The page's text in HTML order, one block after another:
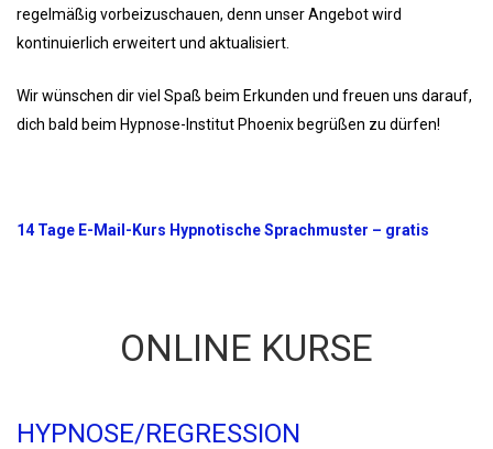
regelmäßig vorbeizuschauen, denn unser Angebot wird
kontinuierlich erweitert und aktualisiert.
Wir wünschen dir viel Spaß beim Erkunden und freuen uns darauf,
dich bald beim Hypnose-Institut Phoenix begrüßen zu dürfen!
14 Tage E-Mail-Kurs Hypnotische Sprachmuster – gratis
ONLINE KURSE
HYPNOSE/REGRESSION